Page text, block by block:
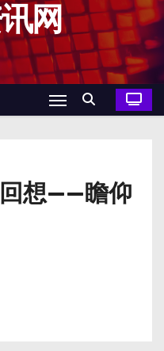
网
想——瞻仰